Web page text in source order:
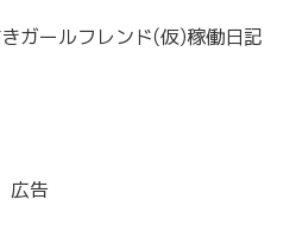
ガールフレンド(仮)稼働日記
広告